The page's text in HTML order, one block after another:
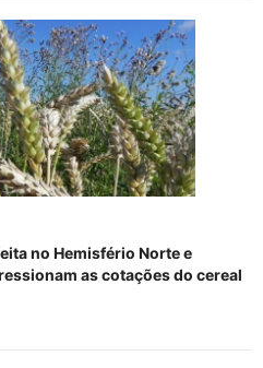
no Hemisfério Norte e
as cotações do cereal